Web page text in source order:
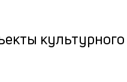
культурного